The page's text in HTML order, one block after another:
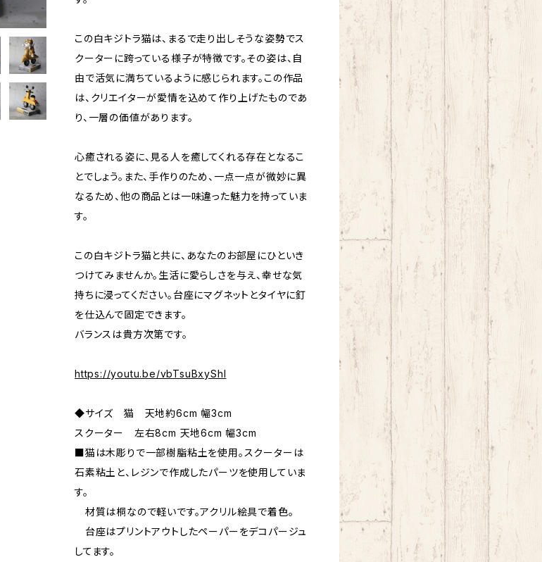
この白キジトラ猫は、まるで走り出しそうな姿勢でス
クーターに跨っている様子が特徴です。その姿は、自
由で活気に満ちているように感じられます。この作品
は、クリエイターが愛情を込めて作り上げたものであ
り、一層の価値があります。
心癒される姿に、見る人を癒してくれる存在となるこ
とでしょう。また、手作りのため、一点一点が微妙に異
なるため、他の商品とは一味違った魅力を持っていま
す。
この白キジトラ猫と共に、あなたのお部屋にひといき
つけてみませんか。生活に愛らしさを与え、幸せな気
持ちに浸ってください。台座にマグネットとタイヤに釘
を仕込んで固定できます。
バランスは貴方次第です。
https://youtu.be/vbTsuBxyShI
◆サイズ 猫 天地約6cm 幅3cm
スクーター 左右8cm 天地6cm 幅3cm
■猫は木彫りで一部樹脂粘土を使用。スクーターは
石素粘土と、レジンで作成したパーツを使用していま
す。
材質は桐なので軽いです。アクリル絵具で着色。
台座はプリントアウトしたペーパーをデコパージュ
してます。